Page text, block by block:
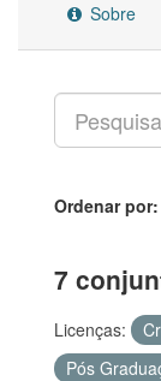
Sobre
Ordenar por
7
Licenças:
Pós